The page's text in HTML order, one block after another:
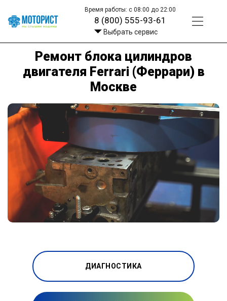
Время работы: с 08:00 до 22:00
8 (800) 555-93-61
Выбрать сервис
Ремонт блока цилиндров
двигателя Ferrari (Феррари) в
Москве
ДИАГНОСТИКА